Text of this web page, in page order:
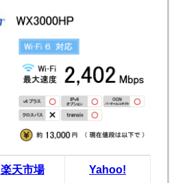
楽天市場 Yahoo!